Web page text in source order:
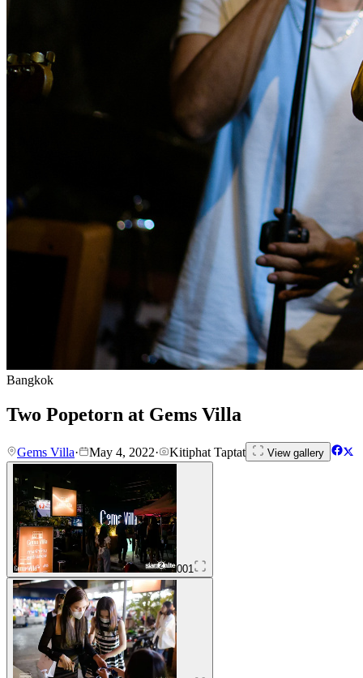
Bangkok
Two Popetorn at Gems Villa
Gems Villa· May 4, 2022· Kitiphat Taptat View gallery
001